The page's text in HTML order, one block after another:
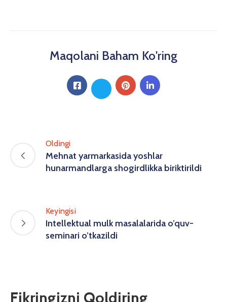
Maqolani Baham Ko'ring
Oldingi
Mehnat yarmarkasida yoshlar
hunarmandlarga shogirdlikka biriktirildi
Keyingisi
Intellektual mulk masalalarida o’quv-
seminari o’tkazildi
Fikringizni Qoldiring